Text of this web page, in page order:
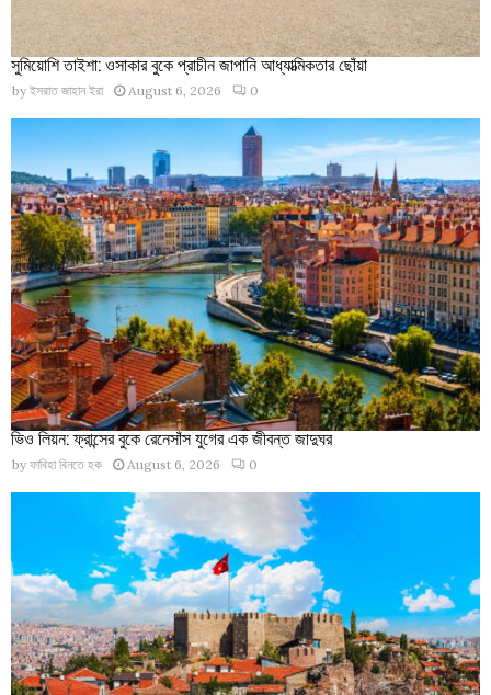
সুমিয়োশি তাইশা: ওসাকার বুকে প্রাচীন জাপানি আধ্যাত্মিকতার ছোঁয়া
by ইসরাত জাহান ইরা August 6, 2026 0
ভিও লিয়ন: ফ্রান্সের বুকে রেনেসাঁস যুগের এক জীবন্ত জাদুঘর
by ফাবিহা বিনতে হক August 6, 2026 0